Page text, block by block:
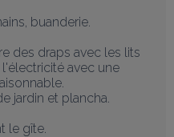
buanderie.
des draps avec les lits
l'électricité avec une
jardin et plancha.
le gîte.